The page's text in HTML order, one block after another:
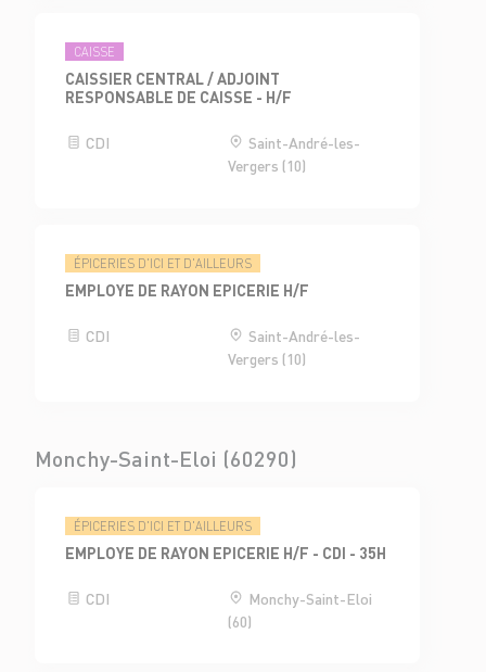
CAISSE
CAISSIER CENTRAL / ADJOINT
RESPONSABLE DE CAISSE - H/F
CDI
Saint-André-les-
Vergers (10)
ÉPICERIES D'ICI ET D'AILLEURS
EMPLOYE DE RAYON EPICERIE H/F
CDI
Saint-André-les-
Vergers (10)
Monchy-Saint-Eloi (60290)
ÉPICERIES D'ICI ET D'AILLEURS
EMPLOYE DE RAYON EPICERIE H/F - CDI - 35H
CDI
Monchy-Saint-Eloi
(60)